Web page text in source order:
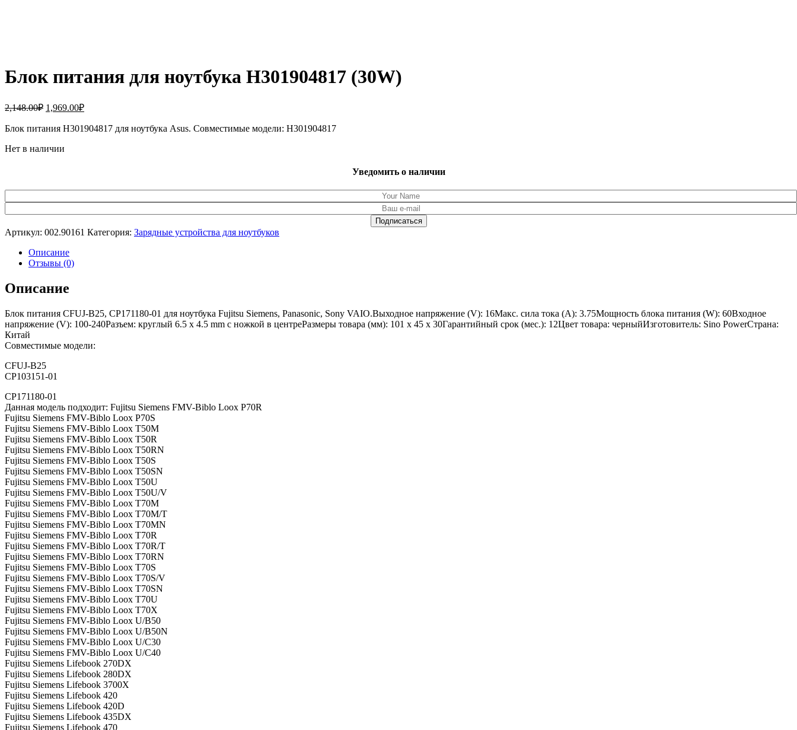
Блок питания для ноутбука H301904817 (30W)
2,148.00₽ Первоначальная
составляла
1,969.00₽Текущая
1,969.00₽.
Блок питания H301904817 для ноутбука Asus. Совместимые модели: H301904817
Нет в наличии
Уведомить о наличии
Артикул: 002.90161 Категория: Зарядные устройства для ноутбуков
Описание
Отзывы (0)
Описание
Блок питания CFUJ-B25, CP171180-01 для ноутбука Fujitsu Siemens, Panasonic, Sony VAIO.Выходное напряжение (V): 16Макс. сила тока (A): 3.75Мощность блока питания (W): 60Входное
напряжение (V): 100-240Разъем: круглый 6.5 x 4.5 mm с ножкой в центреРазмеры товара (мм): 101 x 45 x 30Гарантийный срок (мес.): 12Цвет товара: черныйИзготовитель: Sino PowerСтрана:
Китай
Совместимые модели:
CFUJ-B25
CP103151-01
CP171180-01
Данная модель подходит: Fujitsu Siemens FMV-Biblo Loox P70R
Fujitsu Siemens FMV-Biblo Loox P70S
Fujitsu Siemens FMV-Biblo Loox T50M
Fujitsu Siemens FMV-Biblo Loox T50R
Fujitsu Siemens FMV-Biblo Loox T50RN
Fujitsu Siemens FMV-Biblo Loox T50S
Fujitsu Siemens FMV-Biblo Loox T50SN
Fujitsu Siemens FMV-Biblo Loox T50U
Fujitsu Siemens FMV-Biblo Loox T50U/V
Fujitsu Siemens FMV-Biblo Loox T70M
Fujitsu Siemens FMV-Biblo Loox T70M/T
Fujitsu Siemens FMV-Biblo Loox T70MN
Fujitsu Siemens FMV-Biblo Loox T70R
Fujitsu Siemens FMV-Biblo Loox T70R/T
Fujitsu Siemens FMV-Biblo Loox T70RN
Fujitsu Siemens FMV-Biblo Loox T70S
Fujitsu Siemens FMV-Biblo Loox T70S/V
Fujitsu Siemens FMV-Biblo Loox T70SN
Fujitsu Siemens FMV-Biblo Loox T70U
Fujitsu Siemens FMV-Biblo Loox T70X
Fujitsu Siemens FMV-Biblo Loox U/B50
Fujitsu Siemens FMV-Biblo Loox U/B50N
Fujitsu Siemens FMV-Biblo Loox U/C30
Fujitsu Siemens FMV-Biblo Loox U/C40
Fujitsu Siemens Lifebook 270DX
Fujitsu Siemens Lifebook 280DX
Fujitsu Siemens Lifebook 3700X
Fujitsu Siemens Lifebook 420
Fujitsu Siemens Lifebook 420D
Fujitsu Siemens Lifebook 435DX
Fujitsu Siemens Lifebook 470